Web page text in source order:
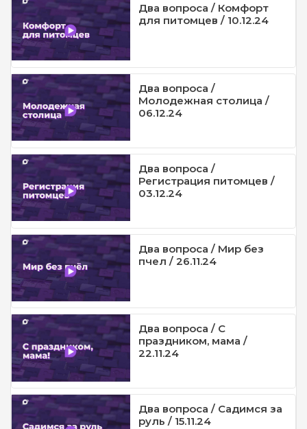
Два вопроса / Комфорт
для питомцев / 10.12.24
Два вопроса /
Молодежная столица /
06.12.24
Два вопроса /
Регистрация питомцев /
03.12.24
Два вопроса / Мир без
пчел / 26.11.24
Два вопроса / С
праздником, мама /
22.11.24
Два вопроса / Садимся за
руль / 15.11.24